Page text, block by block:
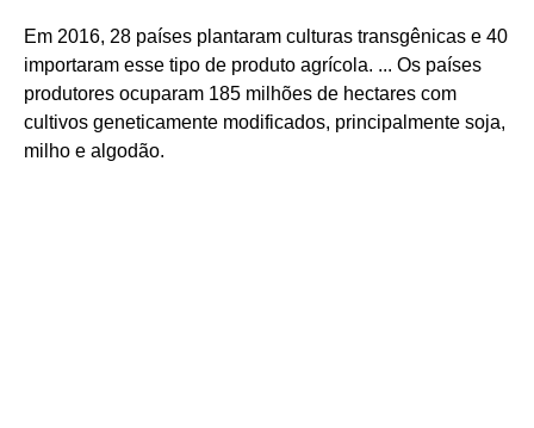
Em 2016, 28 países plantaram culturas transgênicas e 40
importaram esse tipo de produto agrícola. ... Os países
produtores ocuparam 185 milhões de hectares com
cultivos geneticamente modificados, principalmente soja,
milho e algodão.